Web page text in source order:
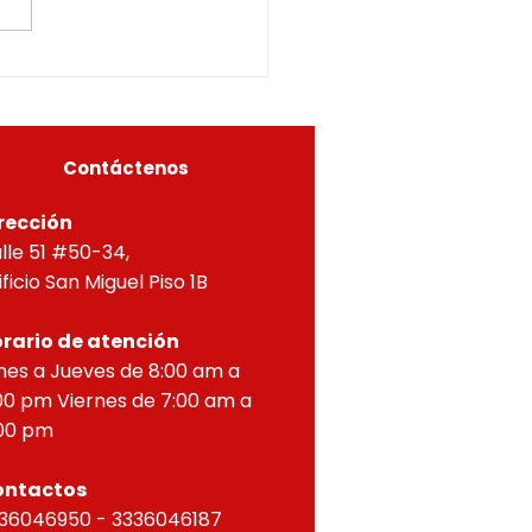
0296OF- 309
concordantes, hace
que según ra
Contáctenos
51 #50-34,
San Miguel Piso 1B
de atención
a Jueves de 8:00 am a
pm Viernes de 7:00 am a
pm
- 3336046187